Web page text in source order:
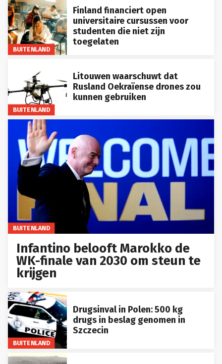
BUITENLAND
Finland financiert open
universitaire cursussen voor
studenten die niet zijn
toegelaten
BUITENLAND
Litouwen waarschuwt dat
Rusland Oekraïense drones zou
kunnen gebruiken
BUITENLAND
Infantino belooft Marokko de
WK-finale van 2030 om steun te
krijgen
BUITENLAND
Drugsinval in Polen: 500 kg
drugs in beslag genomen in
Szczecin